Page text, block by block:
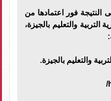
فور اعتمادها من
والتعليم بالجيزة،
والتعليم بالجيزة.